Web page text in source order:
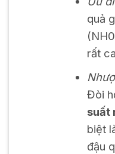
quả
rất
Đòi
suất
biệt
đậu